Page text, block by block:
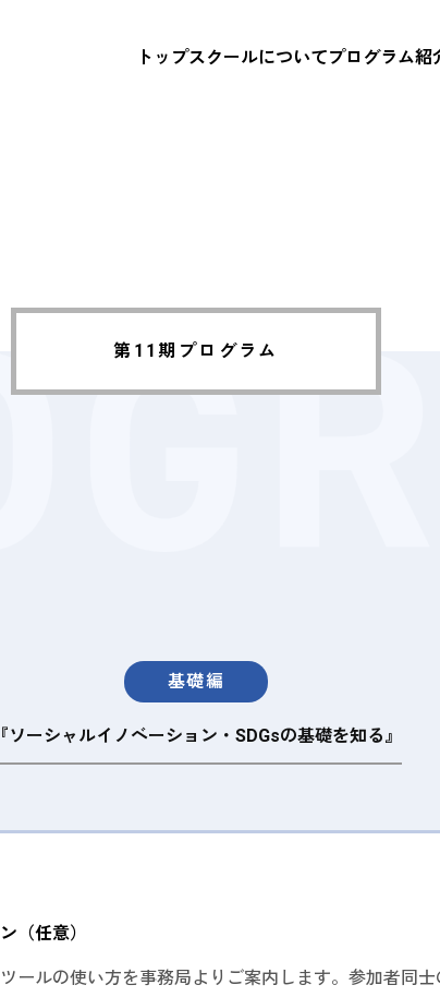
トップスクールについてプログラム紹
第11期プログラム
基礎編
『ソーシャルイノベーション・SDGsの基礎を知る』
（任意）
ールの使い方を事務局よりご案内します。参加者同士